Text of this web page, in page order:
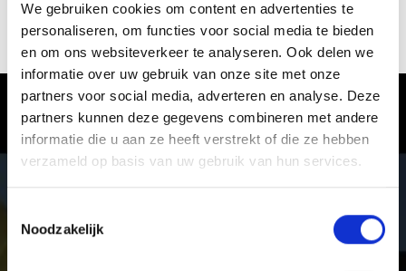
We gebruiken cookies om content en advertenties te
personaliseren, om functies voor social media te bieden
en om ons websiteverkeer te analyseren. Ook delen we
informatie over uw gebruik van onze site met onze
partners voor social media, adverteren en analyse. Deze
partners kunnen deze gegevens combineren met andere
informatie die u aan ze heeft verstrekt of die ze hebben
verzameld op basis van uw gebruik van hun services.
Noodzakelijk
Vinschgau in Zuid-Tirol – waar de
winter een belevenis wordt
In het Vinschgau genieten vakantiegangers van puur
skitoeren tot vijf afwisselende en ultramoderne
skigebieden voor skiërs, snowboarders en rodelaars,